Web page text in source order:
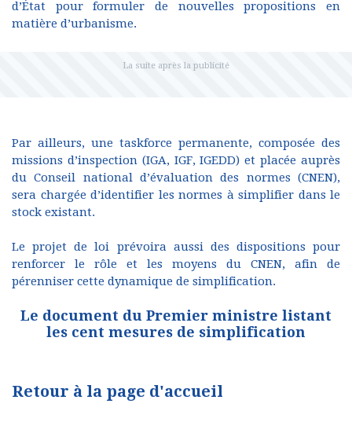
d’État pour formuler de nouvelles propositions en
matière d’urbanisme.
Par ailleurs, une taskforce permanente, composée des
missions d’inspection (IGA, IGF, IGEDD) et placée auprès
du Conseil national d’évaluation des normes (CNEN),
sera chargée d’identifier les normes à simplifier dans le
stock existant.
Le projet de loi prévoira aussi des dispositions pour
renforcer le rôle et les moyens du CNEN, afin de
pérenniser cette dynamique de simplification.
Le document du Premier ministre listant
les cent mesures de simplification
Retour à la page d'accueil